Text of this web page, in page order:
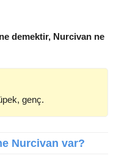
demektir, Nurcivan ne
genç.
Nurcivan var?